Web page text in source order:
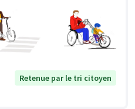
Retenue par le tri citoyen